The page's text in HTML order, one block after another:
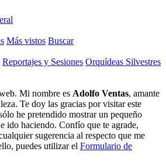
Más vistos Buscar
Reportajes y Sesiones Orquídeas Silvestres
Mi nombre es Adolfo Ventas, amante
Te doy las gracias por visitar este
he pretendido mostrar un pequeño
ido haciendo. Confío que te agrade,
sugerencia al respecto que me
puedes utilizar el Formulario de